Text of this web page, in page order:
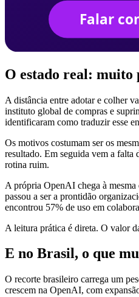
O estado real: muito
A distância entre adotar e colher
instituto global de compras e
identificaram como traduzir esse
Os motivos costumam ser os
resultado. Em seguida vem a falta
rotina ruim.
A própria OpenAI chega à
passou a ser a prontidão
encontrou 57% de uso em
A leitura prática é direta. O valor
E no Brasil, o que
O recorte brasileiro carrega um
crescem na OpenAI, com